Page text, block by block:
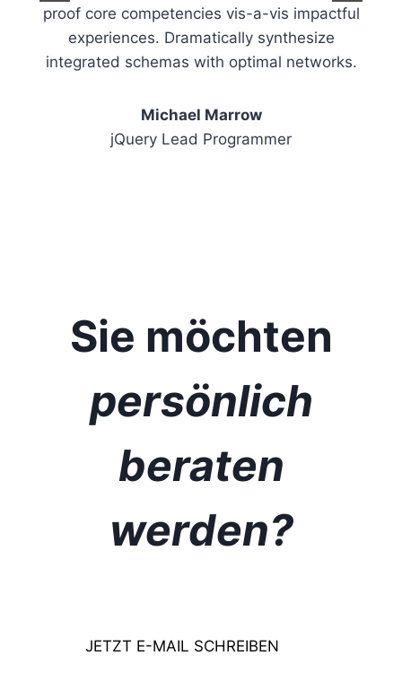
proof core competencies vis-a-vis impactful
experiences. Dramatically synthesize
integrated schemas with optimal networks.
Michael Marrow
jQuery Lead Programmer
Sie möchten
persönlich
beraten
werden?
JETZT E-MAIL SCHREIBEN